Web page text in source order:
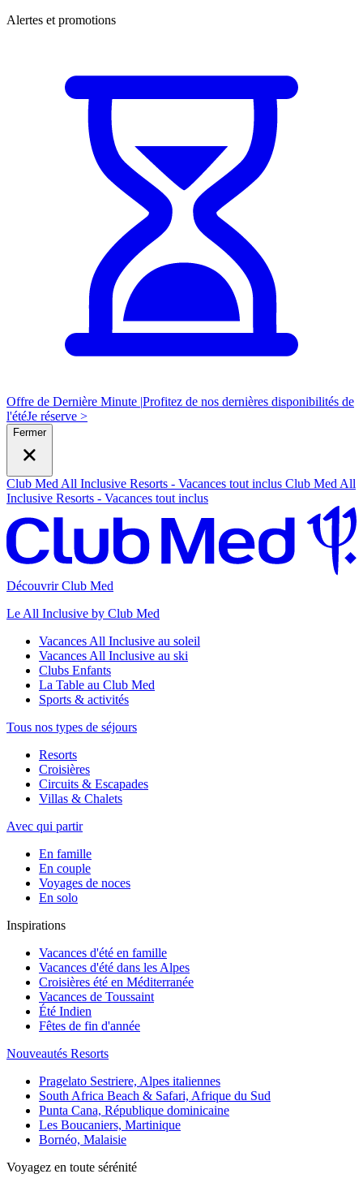
Alertes et promotions
Offre de Dernière Minute |Profitez de nos dernières disponibilités de
l'étéJe réserve >
Fermer
Club Med All Inclusive Resorts - Vacances tout inclus Club Med All
Inclusive Resorts - Vacances tout inclus
Découvrir Club Med
Le All Inclusive by Club Med
Vacances All Inclusive au soleil
Vacances All Inclusive au ski
Clubs Enfants
La Table au Club Med
Sports & activités
Tous nos types de séjours
Resorts
Croisières
Circuits & Escapades
Villas & Chalets
Avec qui partir
En famille
En couple
Voyages de noces
En solo
Inspirations
Vacances d'été en famille
Vacances d'été dans les Alpes
Croisières été en Méditerranée
Vacances de Toussaint
Été Indien
Fêtes de fin d'année
Nouveautés Resorts
Pragelato Sestriere, Alpes italiennes
South Africa Beach & Safari, Afrique du Sud
Punta Cana, République dominicaine
Les Boucaniers, Martinique
Bornéo, Malaisie
Voyagez en toute sérénité